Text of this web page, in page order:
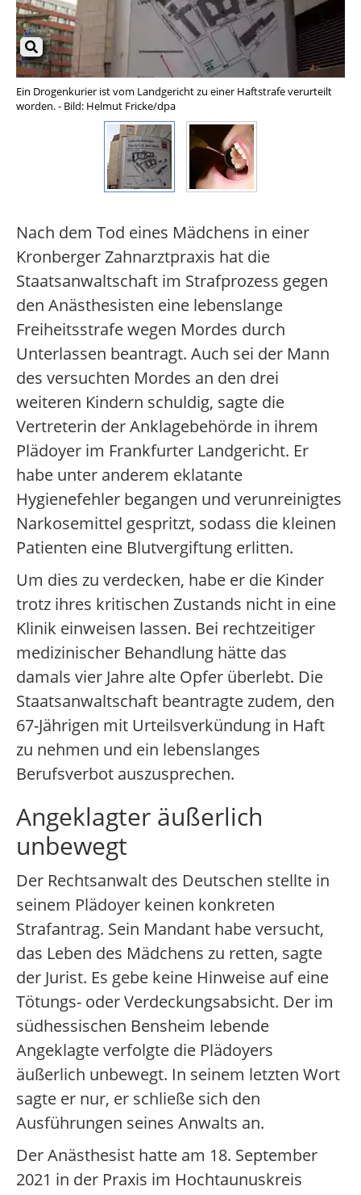
Ein Drogenkurier ist vom Landgericht zu einer Haftstrafe verurteilt
worden. - Bild: Helmut Fricke/dpa
Nach dem Tod eines Mädchens in einer
Kronberger Zahnarztpraxis hat die
Staatsanwaltschaft im Strafprozess gegen
den Anästhesisten eine lebenslange
Freiheitsstrafe wegen Mordes durch
Unterlassen beantragt. Auch sei der Mann
des versuchten Mordes an den drei
weiteren Kindern schuldig, sagte die
Vertreterin der Anklagebehörde in ihrem
Plädoyer im Frankfurter Landgericht. Er
habe unter anderem eklatante
Hygienefehler begangen und verunreinigtes
Narkosemittel gespritzt, sodass die kleinen
Patienten eine Blutvergiftung erlitten.
Um dies zu verdecken, habe er die Kinder
trotz ihres kritischen Zustands nicht in eine
Klinik einweisen lassen. Bei rechtzeitiger
medizinischer Behandlung hätte das
damals vier Jahre alte Opfer überlebt. Die
Staatsanwaltschaft beantragte zudem, den
67-Jährigen mit Urteilsverkündung in Haft
zu nehmen und ein lebenslanges
Berufsverbot auszusprechen.
Angeklagter äußerlich
unbewegt
Der Rechtsanwalt des Deutschen stellte in
seinem Plädoyer keinen konkreten
Strafantrag. Sein Mandant habe versucht,
das Leben des Mädchens zu retten, sagte
der Jurist. Es gebe keine Hinweise auf eine
Tötungs- oder Verdeckungsabsicht. Der im
südhessischen Bensheim lebende
Angeklagte verfolgte die Plädoyers
äußerlich unbewegt. In seinem letzten Wort
sagte er nur, er schließe sich den
Ausführungen seines Anwalts an.
Der Anästhesist hatte am 18. September
2021 in der Praxis im Hochtaunuskreis